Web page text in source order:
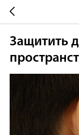
Защитить